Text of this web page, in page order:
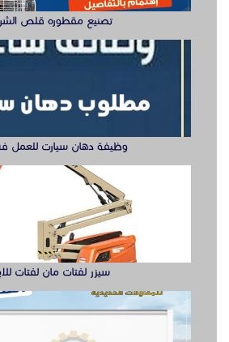
تصنيع صناديق وهياكل سيارات
ابواب حديد ليزر او مشغول